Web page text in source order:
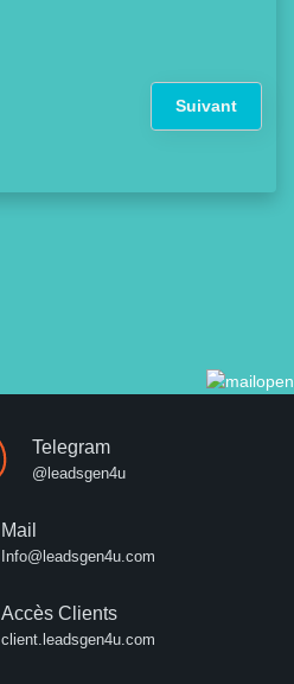
Suivant
Telegram
@leadsgen4u
Mail
Info@leadsgen4u.com
Accès Clients
client.leadsgen4u.com